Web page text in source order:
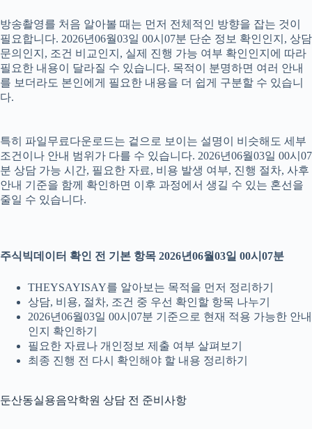
방송촬영를 처음 알아볼 때는 먼저 전체적인 방향을 잡는 것이
필요합니다. 2026년06월03일 00시07분 단순 정보 확인인지, 상담
문의인지, 조건 비교인지, 실제 진행 가능 여부 확인인지에 따라
필요한 내용이 달라질 수 있습니다. 목적이 분명하면 여러 안내
를 보더라도 본인에게 필요한 내용을 더 쉽게 구분할 수 있습니
다.
특히 파일무료다운로드는 겉으로 보이는 설명이 비슷해도 세부
조건이나 안내 범위가 다를 수 있습니다. 2026년06월03일 00시07
분 상담 가능 시간, 필요한 자료, 비용 발생 여부, 진행 절차, 사후
안내 기준을 함께 확인하면 이후 과정에서 생길 수 있는 혼선을
줄일 수 있습니다.
주식빅데이터 확인 전 기본 항목 2026년06월03일 00시07분
THEYSAYISAY를 알아보는 목적을 먼저 정리하기
상담, 비용, 절차, 조건 중 우선 확인할 항목 나누기
2026년06월03일 00시07분 기준으로 현재 적용 가능한 안내
인지 확인하기
필요한 자료나 개인정보 제출 여부 살펴보기
최종 진행 전 다시 확인해야 할 내용 정리하기
둔산동실용음악학원 상담 전 준비사항